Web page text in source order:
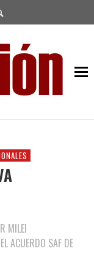
MILEI
ACUERDO SAF DE